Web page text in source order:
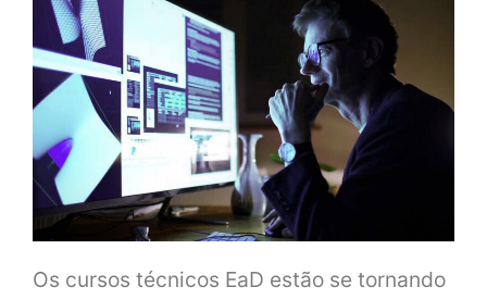
Os cursos técnicos EaD estão se tornando